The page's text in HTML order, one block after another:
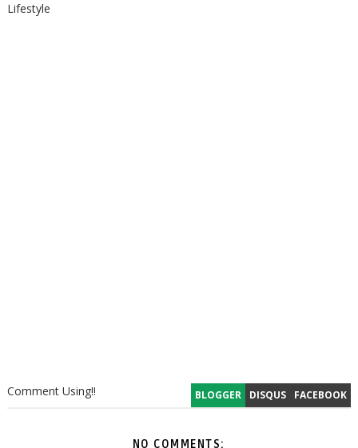
Lifestyle
BLOGGER DISQUS FACEBOOK
Comment Using!!
NO COMMENTS: